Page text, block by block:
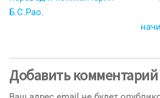
Б.С.Рао.
Добавить комментарий